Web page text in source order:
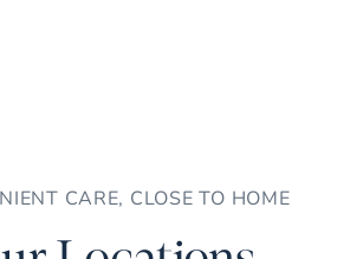
CARE, CLOSE TO HOME